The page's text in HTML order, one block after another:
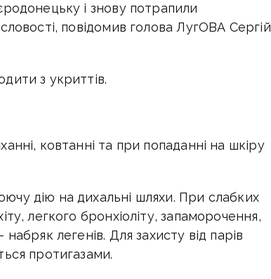
і знову потрапили
повідомив голова ЛугОВА Сергій
з укриттів.
ковтанні та при попаданні на шкіру
дію на дихальні шляхи. При слабких
легкого бронхіоліту, запаморочення,
легенів. Для захисту від парів
протигазами.